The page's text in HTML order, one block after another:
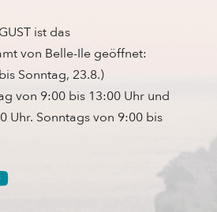
ist das
von Belle-Ile geöffnet:
Sonntag, 23.8.)
von 9:00 bis 13:00 Uhr und
Uhr. Sonntags von 9:00 bis